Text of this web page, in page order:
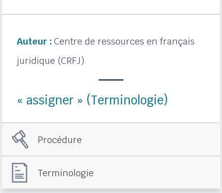
Auteur : Centre de ressources en français
juridique (CRFJ)
« assigner » (Terminologie)
Procédure
Terminologie